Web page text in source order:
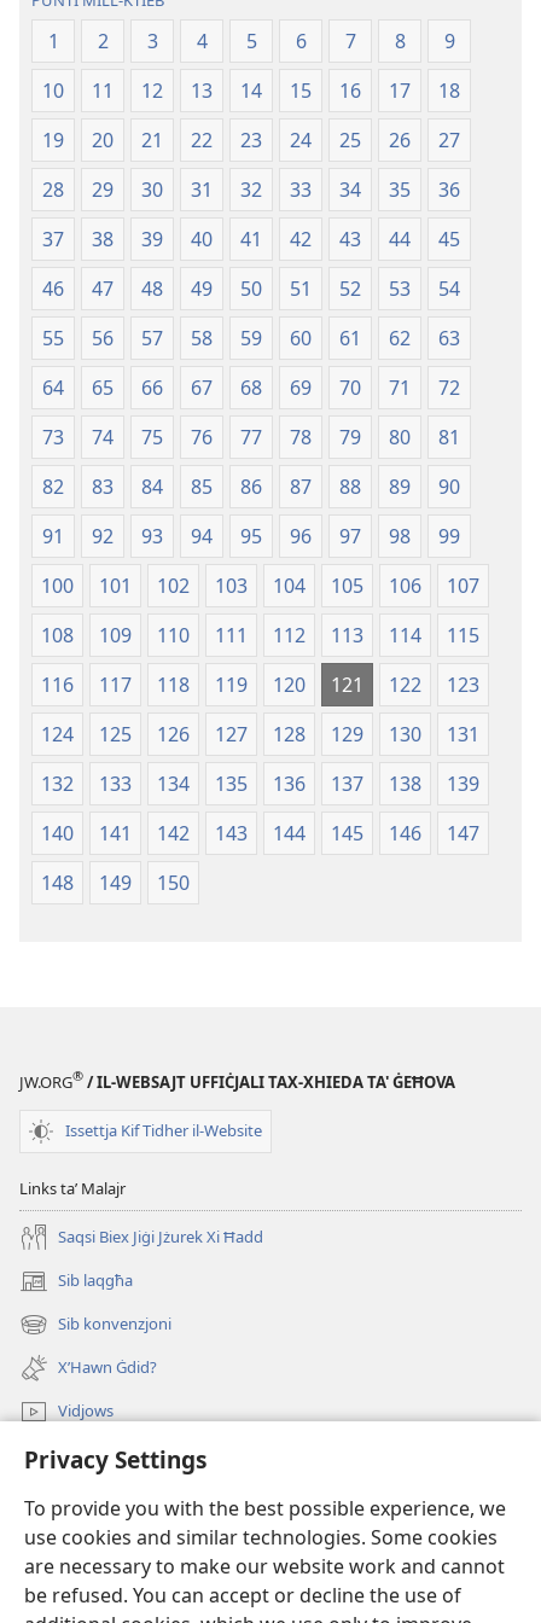
Privacy Settings
To provide you with the best possible experience, we
use cookies and similar technologies. Some cookies
are necessary to make our website work and cannot
be refused. You can accept or decline the use of
l-
Iskrittura
Mqaddsa
(Reviżjoni
tal-
2013)
Ġdida
taʼ
Iskrittura
Mqaddsa
(Reviżjoni
tal-
2013)
1 2 3 4 5 6 7 8
9
10
11 12 13 14 15 16 17
18
19
20 21 22 23 24 25 26
27
28
29 30 31 32 33 34 35
36
37
38 39 40 41 42 43 44
45
46
47 48 49 50 51 52 53
54
55
56 57 58 59 60 61 62
63
64
65 66 67 68 69 70 71
72
73
74 75 76 77 78 79 80
81
82
83 84 85 86 87 88 89
90
91
92 93 94 95 96 97 98
99
100
101 102 103 104 105 106
107
108
109 110 111 112 113 114
115
116
117 118 119 120 121 122
123
124
125 126 127 128 129 130
131
132
133 134 135 136 137 138
139
140
141 142 143 144 145 146
147
148
149 150
JW.ORG® / IL-WEBSAJT UFFIĊJALI TAX-XHIEDA TA' ĠEĦOVA
Issettja Kif Tidher il-Website
Links taʼ Malajr
Saqsi Biex Jiġi Jżurek Xi Ħadd
Sib laqgħa
(opens
new
window)
Sib konvenzjoni
(opens
new
window)
X’Hawn Ġdid?
Vidjows
Fittex f’JW.ORG
Donazzjonijiet
(opens
new
window)LIBRERIJA ONLAJN tat-Torri tal-Għassa
(opens
new